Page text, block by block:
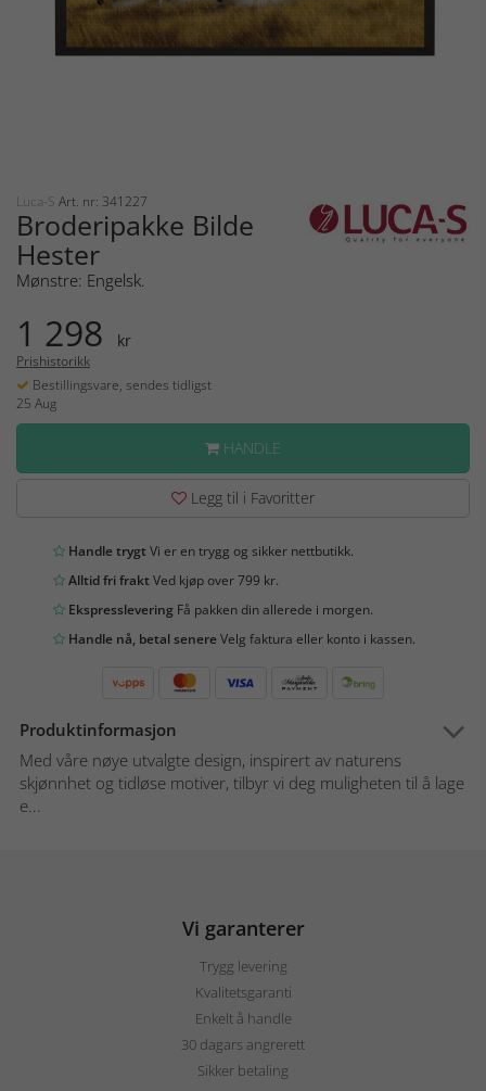
Luca-S Art. nr: 341227
Broderipakke Bilde
Hester
Mønstre: Engelsk.
1 298 kr
Prishistorikk
Bestillingsvare, sendes tidligst
25 Aug
HANDLE
Legg til i Favoritter
Handle trygtVi er en trygg og sikker nettbutikk.
Alltid fri fraktVed kjøp over 799 kr.
Ekspresslevering Få pakken din allerede i morgen.
Handle nå, betal senereVelg faktura eller konto i kassen.
Produktinformasjon
Med våre nøye utvalgte design, inspirert av naturens
skjønnhet og tidløse motiver, tilbyr vi deg muligheten til å lage
e...
Vi garanterer
Trygg levering
Kvalitetsgaranti
Enkelt å handle
30 dagars angrerett
Sikker betaling